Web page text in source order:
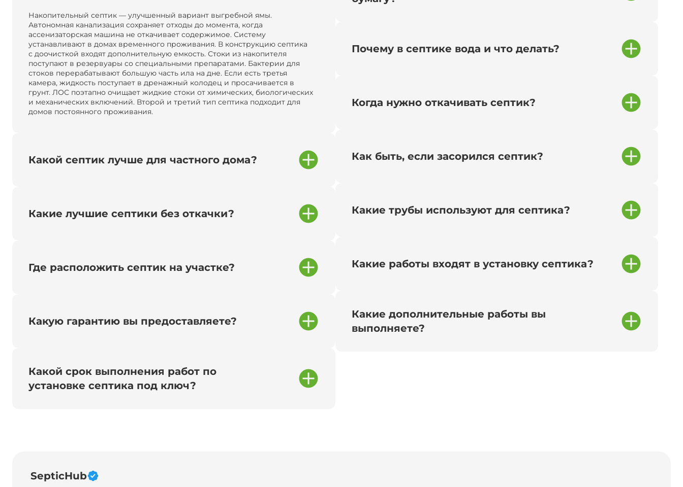
Накопительный септик — улучшенный вариант выгребной ямы.
Автономная канализация сохраняет отходы до момента, когда
ассенизаторская машина не откачивает содержимое. Систему
устанавливают в домах временного проживания. В конструкцию септика
с доочисткой входят дополнительную емкость. Стоки из накопителя
поступают в резервуары со специальными препаратами. Бактерии для
стоков перерабатывают большую часть ила на дне. Если есть третья
камера, жидкость поступает в дренажный колодец и просачивается в
грунт. ЛОС поэтапно очищает жидкие стоки от химических, биологических
и механических включений. Второй и третий тип септика подходит для
домов постоянного проживания.
Какой септик лучше для частного дома?
Какие лучшие септики без откачки?
Где расположить септик на участке?
Какую гарантию вы предоставляете?
Какой срок выполнения работ по
установке септика под ключ?
Почему в септике вода и что делать?
Когда нужно откачивать септик?
Как быть, если засорился септик?
Какие трубы используют для септика?
Какие работы входят в установку септика?
Какие дополнительные работы вы
выполняете?
SepticHub